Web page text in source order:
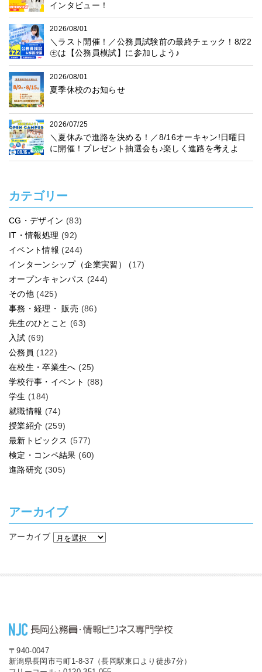
インタビュー！
2026/08/01
＼ラスト開催！／公務員試験前の最終チェック！8/22
㊏は【公務員模試】に参加しよう♪
2026/08/01
夏季休校のお知らせ
2026/07/25
＼夏休みで進路を決める！／8/16オーキャン!日曜日
に開催！プレゼント抽選会も♪楽しく進路を考えよ
う！
カテゴリー
CG・デザイン (83)
IT・情報処理 (92)
イベント情報 (244)
インターンシップ（企業実習）
(17)
オープンキャンパス (244)
その他 (425)
事務・経理・ 販売 (86)
先生のひとこと (63)
入試 (69)
公務員 (122)
在校生・卒業生へ (25)
学校行事・イベント (88)
学生 (184)
就職情報 (74)
授業紹介 (259)
最新トピックス (577)
検定・コンペ結果 (60)
進路研究 (305)
アーカイブ
アーカイブ
〒940-0047
新潟県長岡市弓町1-8-37（長岡駅東口より徒歩7分）